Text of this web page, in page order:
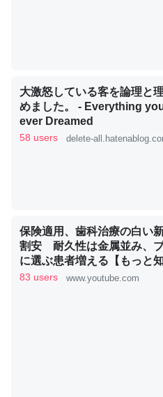
ずキチンを強化してる筈だが
─ニュース :: 【研究発表】昆虫学の
これを元に考えるとカルシウ
類は苦労してるんだな…。腹
─ニュース :: 【研究発表】昆虫学の
ウチもEchoを実家に置いて
ちぼちRingも置こうかと画
位置情報を共有してる。電池
─たまにLINEするくらいだった遠
コミュニケーションが劇的に変化
大激怒している客を論理と
めました。 - Everything
ever Dreamed
58 users delete-
保険適用、歯科治療の白い
割安 耐久性は金属並み、
に選ぶ患者増える【もっと
い！】【グッド！モーニング
83 users www.youtube.com